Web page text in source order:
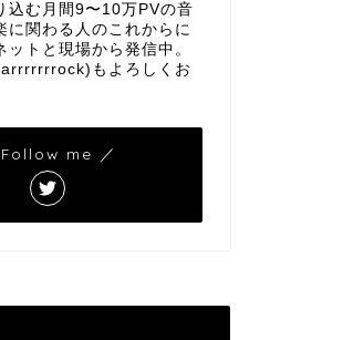
込む月間9〜10万PVの音
に関わる人のこれからに
ットと現場から発信中。
もよろしくお
me ／